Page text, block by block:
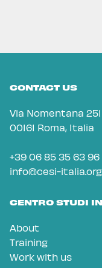
CONTACT US
Via Nomentana 251
00161 Roma, Italia
+39 06 85 35 63 96
info@cesi-italia.org
CENTRO STUDI
About
Training
Work with us